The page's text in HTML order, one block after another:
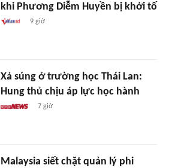
khi Phương Diễm Huyền bị khởi tố
9 giờ
Xả súng ở trường học Thái Lan:
Hung thủ chịu áp lực học hành
7 giờ
Malaysia siết chặt quản lý phi